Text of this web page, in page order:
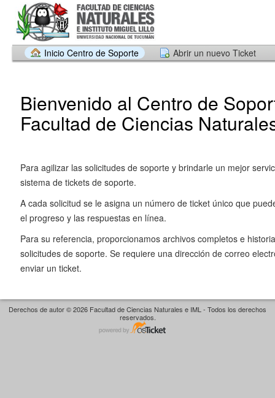
Inicio Centro de Soporte Abrir un nuevo Ticket
Bienvenido al Centro de
Facultad de Ciencias
Para agilizar las solicitudes de soporte y brindarle un mejor
sistema de tickets de soporte.
A cada solicitud se le asigna un número de ticket único que
el progreso y las respuestas en línea.
Para su referencia, proporcionamos archivos completos e
solicitudes de soporte. Se requiere una dirección de correo
enviar un ticket.
Derechos de autor © 2026 Facultad de Ciencias Naturales e IML - Todos los derechos
reservados.